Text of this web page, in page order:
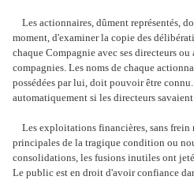
Les actionnaires, dûment représentés,
moment, d'examiner la copie des
chaque Compagnie avec ses directeurs
compagnies. Les noms de chaque
possédées par lui, doit pouvoir être
automatiquement si les directeurs
Les exploitations financières, sans frein
principales de la tragique condition ou
consolidations, les fusions inutiles ont
Le public est en droit d'avoir confiance